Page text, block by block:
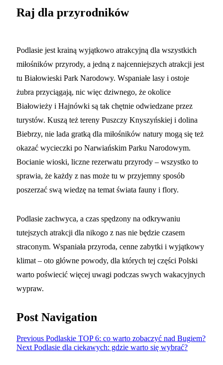
Raj dla przyrodników
Podlasie jest krainą wyjątkowo atrakcyjną dla wszystkich
miłośników przyrody, a jedną z najcenniejszych atrakcji jest
tu Białowieski Park Narodowy. Wspaniałe lasy i ostoje
żubra przyciągają, nic więc dziwnego, że okolice
Białowieży i Hajnówki są tak chętnie odwiedzane przez
turystów. Kuszą też tereny Puszczy Knyszyńskiej i dolina
Biebrzy, nie lada gratką dla miłośników natury mogą się też
okazać wycieczki po Narwiańskim Parku Narodowym.
Bocianie wioski, liczne rezerwatu przyrody – wszystko to
sprawia, że każdy z nas może tu w przyjemny sposób
poszerzać swą wiedzę na temat świata fauny i flory.
Podlasie zachwyca, a czas spędzony na odkrywaniu
tutejszych atrakcji dla nikogo z nas nie będzie czasem
straconym. Wspaniała przyroda, cenne zabytki i wyjątkowy
klimat – oto główne powody, dla których tej części Polski
warto poświecić więcej uwagi podczas swych wakacyjnych
wypraw.
Post Navigation
Previous Podlaskie TOP 6: co warto zobaczyć nad Bugiem?
Next Podlasie dla ciekawych: gdzie warto się wybrać?